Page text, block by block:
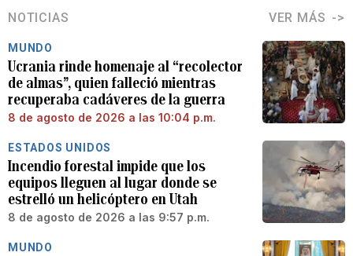
NOTICIAS VER MÁS
MUNDO
Ucrania rinde homenaje al “recolector
de almas”, quien falleció mientras
recuperaba cadáveres de la guerra
8 de agosto de 2026 a las 10:04 p.m.
ESTADOS UNIDOS
Incendio forestal impide que los
equipos lleguen al lugar donde se
estrelló un helicóptero en Utah
8 de agosto de 2026 a las 9:57 p.m.
MUNDO